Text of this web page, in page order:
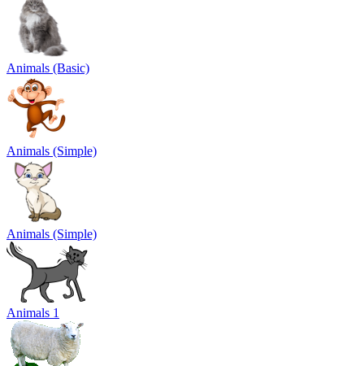
Animals (Basic)
Animals (Simple)
Animals (Simple)
Animals 1